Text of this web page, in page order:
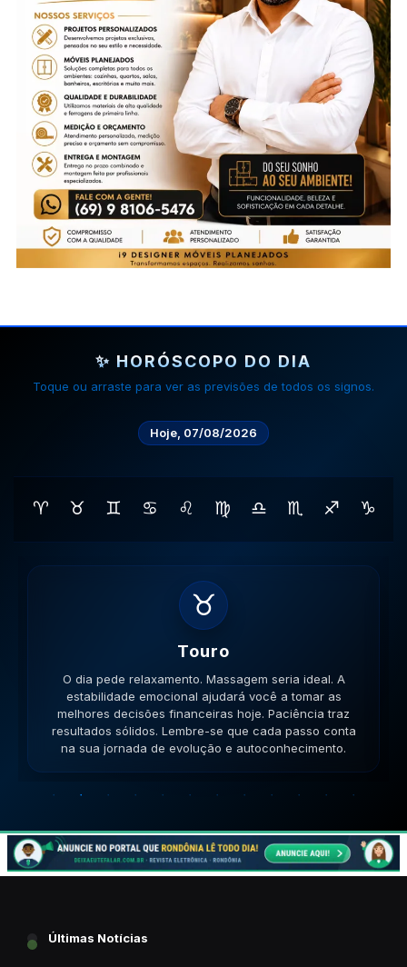
✨ HORÓSCOPO DO DIA
Toque ou arraste para ver as previsões de todos os signos.
Hoje, 07/08/2026
♈ ♉ ♊ ♋ ♌ ♍ ♎ ♏ ♐ ♑
♊
Gemeos
O dia pede movimento. Caminhe, corra, pedale. A
versatilidade é seu ponto forte; use-a para resolver
impasses de forma criativa. A versatilidade ajudará no
sucesso. Lembre-se que cada passo conta na sua
jornada de evolução e autoconhecimento.
Últimas Notícias